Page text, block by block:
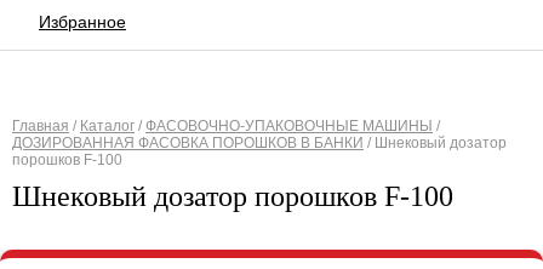
Избранное
Вы здесь
Главная / Каталог / ФАСОВОЧНО-УПАКОВОЧНЫЕ МАШИНЫ /
ДОЗИРОВАННАЯ ФАСОВКА ПОРОШКОВ В БАНКИ / Шнековый дозатор
порошков F-100
Шнековый дозатор порошков F-100